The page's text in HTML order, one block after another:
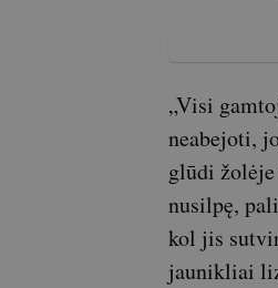
„Visi
neabejoti,
glūdi
nusilpę,
kol jis
jaunikliai